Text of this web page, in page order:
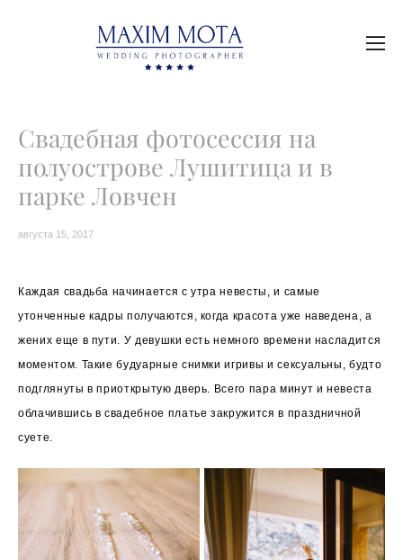
Свадебная фотосессия на
полуострове Лушитица и в
парке Ловчен
августа 15, 2017
Каждая свадьба начинается с утра невесты, и самые
утонченные кадры получаются, когда красота уже наведена, а
жених еще в пути. У девушки есть немного времени насладится
моментом. Такие будуарные снимки игривы и сексуальны, будто
подглянуты в приоткрытую дверь. Всего пара минут и невеста
облачившись в свадебное платье закружится в праздничной
суете.